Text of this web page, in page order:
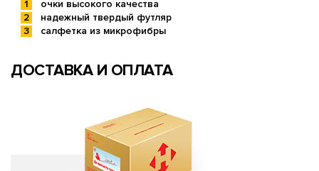
очки высокого качества
надежный твердый футляр
салфетка из микрофибры
ДОСТАВКА И ОПЛАТА